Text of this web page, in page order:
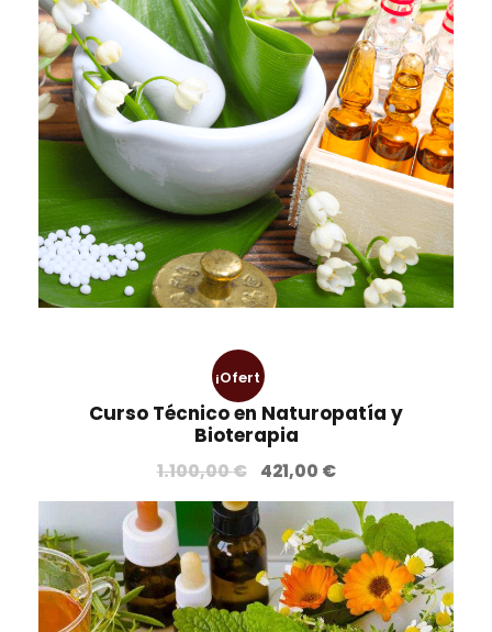
¡Ofert
a!
Curso Técnico en Naturopatía y
Bioterapia
1.100,00€
E
l
p
r
e
c
421,00 €E
l
p
r
e
c